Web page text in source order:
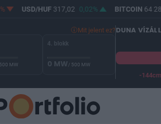
USD/HUF 317,02 0,02% BITCOIN64
Mit jelent ez?
MW
4. blokk
0 MW/ 500 MW
DUNA
-144cm